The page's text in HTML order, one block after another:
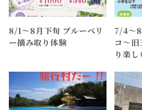
8/1～8月下旬 ブルーベリ
ー摘み取り体験
7/4～
コ～旧
り楽